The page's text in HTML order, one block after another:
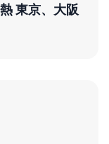
東京、大阪